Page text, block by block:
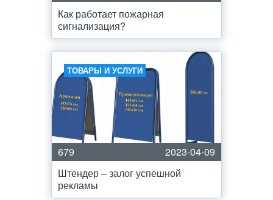
Как работает пожарная
сигнализация?
ТОВАРЫ И УСЛУГИ
679
2023-04-09
Штендер – залог успешной
рекламы